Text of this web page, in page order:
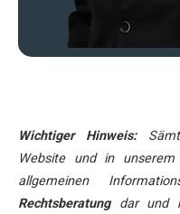
Wichtiger Hinweis:
Website und in unserem
allgemeinen
Rechtsberatungdar und